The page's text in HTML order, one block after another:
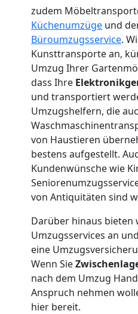
zudem
Küchenumzüge und
Büroumzugsservice.
Kunsttransporte an,
Umzug Ihrer
dass Ihre
und transportiert
Umzugshelfern, die
von Haustieren
bestens aufgestellt.
Kundenwünsche wie
von Antiquitäten sind
Darüber hinaus
Umzugsservices an
eine
Wenn Sie
nach dem Umzug
Anspruch nehmen
hier bereit.
Wolfsberg
Mann
LKW
Möbellift
Wolfsberg
Wolfsberg